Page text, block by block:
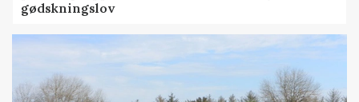
gødskningslov